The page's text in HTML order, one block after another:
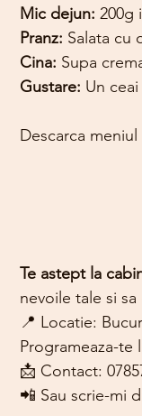
Mic dejun: 200g
Pranz: Salata cu
Cina: Supa
Gustare: Un
Descarca
Te astept la
nevoile tale si
📍 Locatie:
Programeaza-te
📩 Contact:
📲 Sau scrie-mi